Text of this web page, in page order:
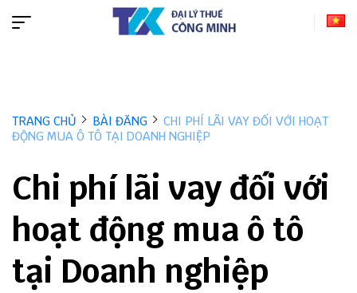
TRANG CHỦ BÀI ĐĂNG
CHI PHÍ LÃI VAY ĐỐI VỚI HOẠT
ĐỘNG MUA Ô TÔ TẠI DOANH NGHIỆP
Chi phí lãi vay đối với
hoạt động mua ô tô
tại Doanh nghiệp